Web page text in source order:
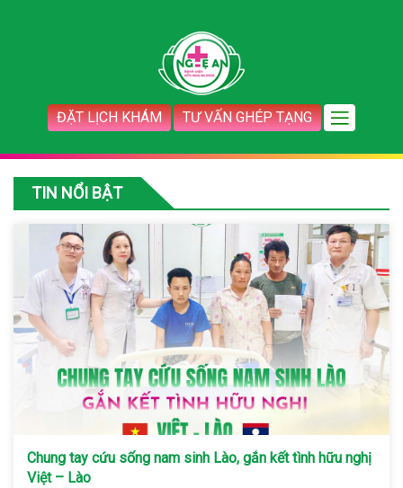
ĐẶT LỊCH KHÁM TƯ VẤN GHÉP TẠNG
TIN NỔI BẬT
Chung tay cứu sống nam sinh Lào, gắn kết tình hữu nghị
Việt – Lào